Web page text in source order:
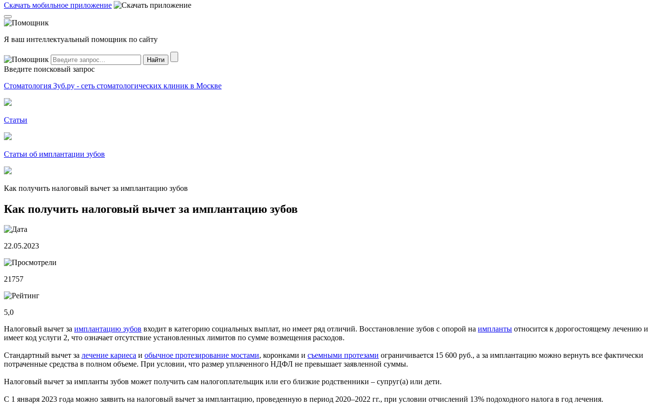
Скачать мобильное приложение
Я ваш интеллектуальный помощник по сайту
Введите поисковый запрос
Стоматология Зуб.ру - сеть стоматологических клиник в Москве
Статьи
Статьи об имплантации зубов
Как получить налоговый вычет за имплантацию зубов
Как получить налоговый вычет за имплантацию зубов
22.05.2023
21757
5,0
Налоговый вычет за имплантацию зубов входит в категорию социальных выплат, но имеет ряд отличий. Восстановление зубов с опорой на импланты относится к дорогостоящему лечению и
имеет код услуги 2, что означает отсутствие установленных лимитов по сумме возмещения расходов.
Стандартный вычет за лечение кариеса и обычное протезирование мостами, коронками и съемными протезами ограничивается 15 600 руб., а за имплантацию можно вернуть все фактически
потраченные средства в полном объеме. При условии, что размер уплаченного НДФЛ не превышает заявленной суммы.
Налоговый вычет за импланты зубов может получить сам налогоплательщик или его близкие родственники – супруг(а) или дети.
С 1 января 2023 года можно заявить на налоговый вычет за имплантацию, проведенную в период 2020–2022 гг., при условии отчислений 13% подоходного налога в год лечения.